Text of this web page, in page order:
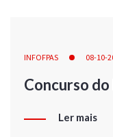
INFOFPAS 08-10-
Concurso
Ler mais